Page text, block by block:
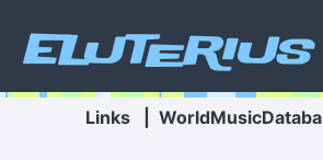
Eluterius
Links